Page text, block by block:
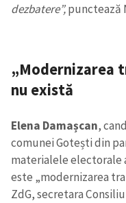
in English
dezbatere”,punctează
„Modernizarea
nu există
Elena Damașcan,
comunei Gotești din
materialele electorale
este „modernizarea
ZdG, secretara